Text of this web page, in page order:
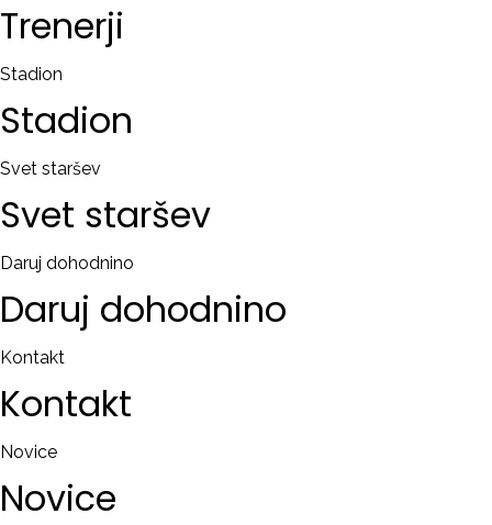
Trenerji
Stadion
Stadion
Svet staršev
Svet staršev
Daruj dohodnino
Daruj dohodnino
Kontakt
Kontakt
Novice
Novice